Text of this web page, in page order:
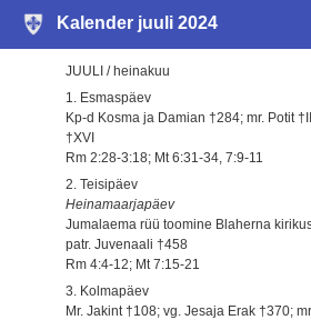
Kalender juuli 2024
JUULI / heinakuu
1. Esmaspäev
Kp-d Kosma ja Damian †284; mr. Potit
†XVI
Rm 2:28-3:18; Mt 6:31-34, 7:9-11
2. Teisipäev
Heinamaarjapäev
Jumalaema rüü toomine Blaherna
patr. Juvenaali †458
Rm 4:4-12; Mt 7:15-21
3. Kolmapäev
Mr. Jakint †108; vg. Jesaja Erak †370;